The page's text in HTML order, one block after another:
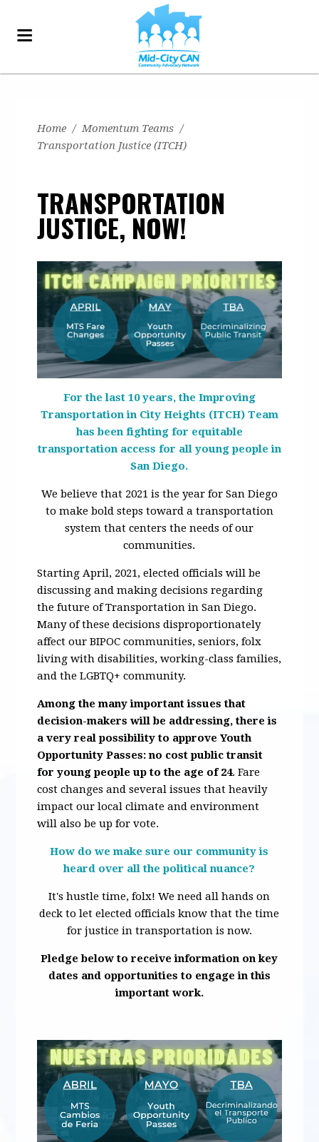
Home / Momentum Teams /
Transportation Justice (ITCH)
TRANSPORTATION
JUSTICE, NOW!
For the last 10 years, the Improving
Transportation in City Heights (ITCH) Team
has been fighting for equitable
transportation access for all young people in
San Diego.
We believe that 2021 is the year for San Diego
to make bold steps toward a transportation
system that centers the needs of our
communities.
Starting April, 2021, elected officials will be
discussing and making decisions regarding
the future of Transportation in San Diego.
Many of these decisions disproportionately
affect our BIPOC communities, seniors, folx
living with disabilities, working-class families,
and the LGBTQ+ community.
Among the many important issues that
decision-makers will be addressing, there is
a very real possibility to approve Youth
Opportunity Passes: no cost public transit
for young people up to the age of 24. Fare
cost changes and several issues that heavily
impact our local climate and environment
will also be up for vote.
How do we make sure our community is
heard over all the political nuance?
It's hustle time, folx! We need all hands on
deck to let elected officials know that the time
for justice in transportation is now.
Pledge below to receive information on key
dates and opportunities to engage in this
important work.